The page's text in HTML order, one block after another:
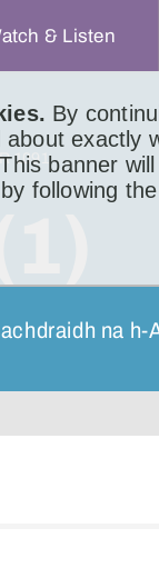
By
exactly
banner
following
& Listen
1091
na h-